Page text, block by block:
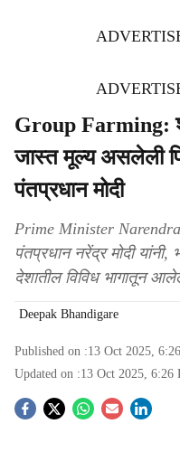
Group Farming:
जास्त मूल्य असलेली
पंतप्रधान मोदी
Prime Minister
पंतप्रधान नरेंद्र मोदी
देशातील विविध भागातून
Deepak Bhandigare
Published on :13 Oct 2025,
Updated on :13 Oct 2025, 6:26
S